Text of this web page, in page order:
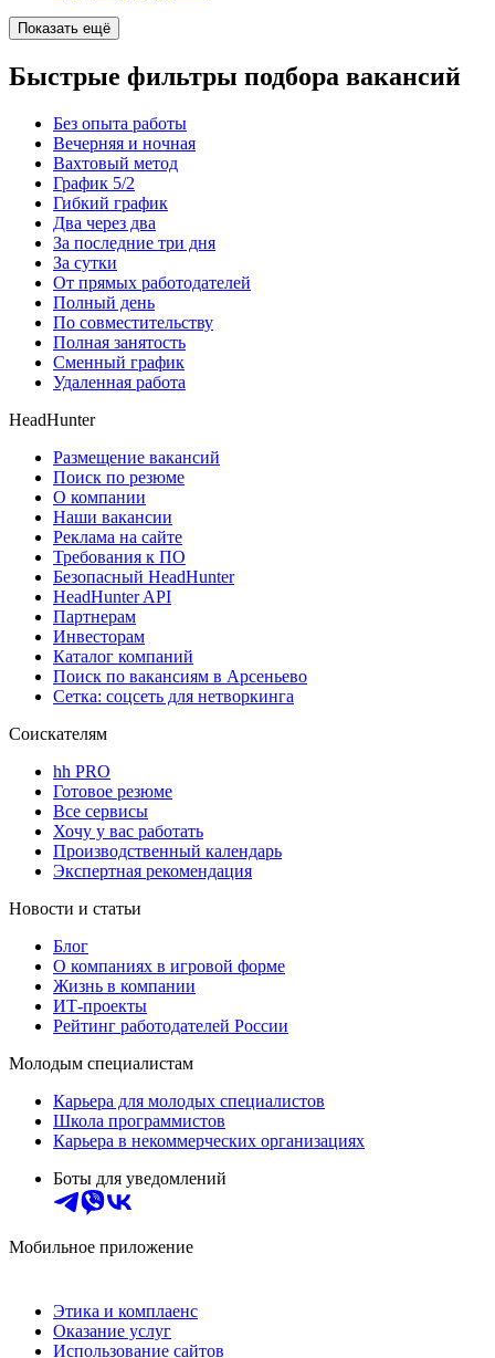
Показать ещё
Быстрые фильтры подбора вакансий
Без опыта работы
Вечерняя и ночная
Вахтовый метод
График 5/2
Гибкий график
Два через два
За последние три дня
За сутки
От прямых работодателей
Полный день
По совместительству
Полная занятость
Сменный график
Удаленная работа
HeadHunter
Размещение вакансий
Поиск по резюме
О компании
Наши вакансии
Реклама на сайте
Требования к ПО
Безопасный HeadHunter
HeadHunter API
Партнерам
Инвесторам
Каталог компаний
Поиск по вакансиям в Арсеньево
Сетка: соцсеть для нетворкинга
Соискателям
hh PRO
Готовое резюме
Все сервисы
Хочу у вас работать
Производственный календарь
Экспертная рекомендация
Новости и статьи
Блог
О компаниях в игровой форме
Жизнь в компании
ИТ-проекты
Рейтинг работодателей России
Молодым специалистам
Карьера для молодых специалистов
Школа программистов
Карьера в некоммерческих организациях
Боты для уведомлений
Мобильное приложение
Этика и комплаенс
Оказание услуг
Использование сайтов